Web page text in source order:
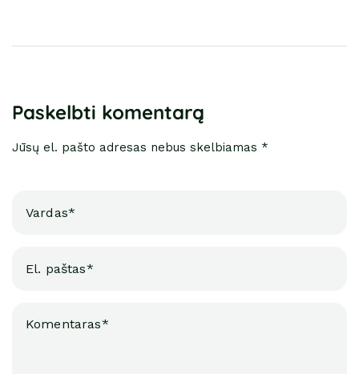
Paskelbti komentarą
Jūsų el. pašto adresas nebus skelbiamas *